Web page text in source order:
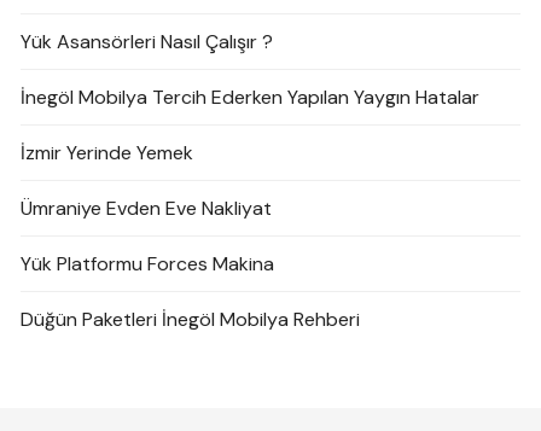
Yük Asansörleri Nasıl Çalışır ?
İnegöl Mobilya Tercih Ederken Yapılan Yaygın Hatalar
İzmir Yerinde Yemek
Ümraniye Evden Eve Nakliyat
Yük Platformu Forces Makina
Düğün Paketleri İnegöl Mobilya Rehberi